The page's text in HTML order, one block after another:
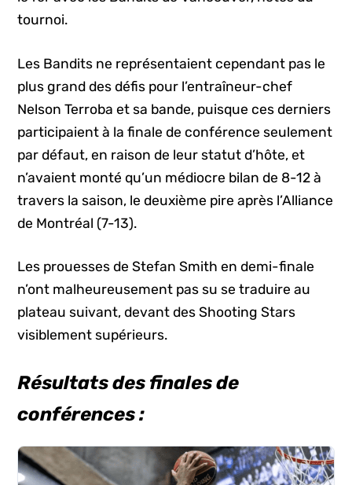
tournoi.
Les Bandits ne représentaient cependant pas le
plus grand des défis pour l’entraîneur-chef
Nelson Terroba et sa bande, puisque ces derniers
participaient à la finale de conférence seulement
par défaut, en raison de leur statut d’hôte, et
n’avaient monté qu’un médiocre bilan de 8-12 à
travers la saison, le deuxième pire après l’Alliance
de Montréal (7-13).
Les prouesses de Stefan Smith en demi-finale
n’ont malheureusement pas su se traduire au
plateau suivant, devant des Shooting Stars
visiblement supérieurs.
Résultats des finales de
conférences :